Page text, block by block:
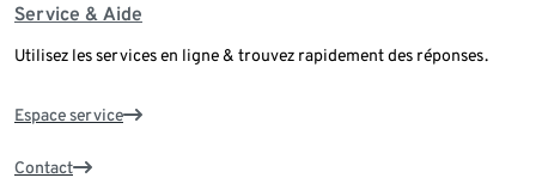
Service & Aide
Utilisez les services en ligne & trouvez rapidement des réponses.
Espace service
Contact